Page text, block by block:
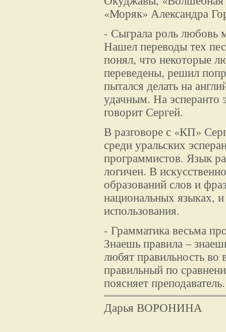
«Моряк» Александра
- Сыграла роль любовь
Нашел переводы тех
понял, что некоторые
переведены, решил
пытался делать на
удачным. На эсперанто
говорит Сергей.
В разговоре с «КП»
среди уральских
программистов. Язык
логичен. В
образований слов и
национальных языках,
использования.
- Грамматика весьма
Знаешь правила –
любят правильность во
правильный по
поясняет преподаватель.
Дарья ВОРОНИНА